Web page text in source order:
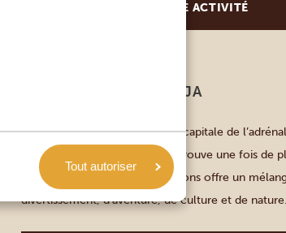
Tout autoriser
VOIR CETTE ACTIVITÉ
TOUR EN QUAD À JINJA
Jinja est également appelée la capitale de
cette activité passionnante le prouve une fois de
quad à travers Jinja et ses environs offre un
divertissement, d’aventure, de culture et de